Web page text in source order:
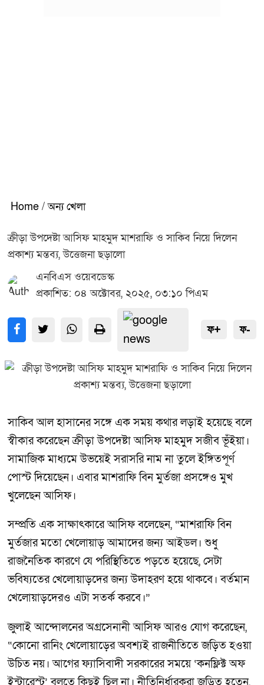
Home / অন্য খেলা
ক্রীড়া উপদেষ্টা আসিফ মাহমুদ মাশরাফি ও সাকিব নিয়ে দিলেন
প্রকাশ্য মন্তব্য, উত্তেজনা ছড়ালো
এনবিএস ওয়েবডেস্ক
প্রকাশিত: ০৪ অক্টোবর, ২০২৫, ০৩:১০ পিএম
ফ+ ফ-
সাকিব আল হাসানের সঙ্গে এক সময় কথার লড়াই হয়েছে বলে
স্বীকার করেছেন ক্রীড়া উপদেষ্টা আসিফ মাহমুদ সজীব ভূঁইয়া।
সামাজিক মাধ্যমে উভয়েই সরাসরি নাম না তুলে ইঙ্গিতপূর্ণ
পোস্ট দিয়েছেন। এবার মাশরাফি বিন মুর্তজা প্রসঙ্গেও মুখ
খুলেছেন আসিফ।
সম্প্রতি এক সাক্ষাৎকারে আসিফ বলেছেন, “মাশরাফি বিন
মুর্তজার মতো খেলোয়াড় আমাদের জন্য আইডল। শুধু
রাজনৈতিক কারণে যে পরিস্থিতিতে পড়তে হয়েছে, সেটা
ভবিষ্যতের খেলোয়াড়দের জন্য উদাহরণ হয়ে থাকবে। বর্তমান
খেলোয়াড়দেরও এটা সতর্ক করবে।”
জুলাই আন্দোলনের অগ্রসেনানী আসিফ আরও যোগ করেছেন,
“কোনো রানিং খেলোয়াড়ের অবশ্যই রাজনীতিতে জড়িত হওয়া
উচিত নয়। আগের ফ্যাসিবাদী সরকারের সময়ে ‘কনফ্লিক্ট অফ